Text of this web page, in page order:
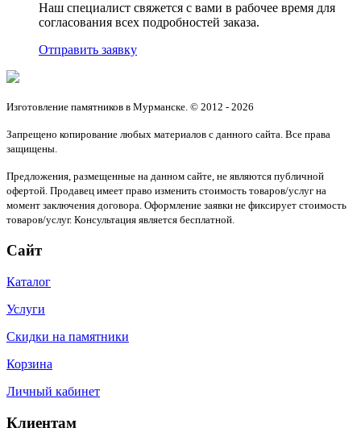
Наш специалист свяжется с вами в рабочее время для
согласования всех подробностей заказа.
Отправить заявку
Изготовление памятников в Мурманске. © 2012 - 2026
Запрещено копирование любых материалов с данного сайта. Все права
защищены.
Предложения, размещенные на данном сайте, не являются публичной
офертой. Продавец имеет право изменить стоимость товаров/услуг на
момент заключения договора. Оформление заявки не фиксирует стоимость
товаров/услуг. Консультация является бесплатной.
Сайт
Каталог
Услуги
Скидки на памятники
Корзина
Личный кабинет
Клиентам